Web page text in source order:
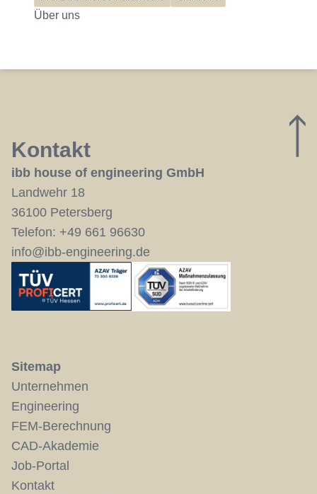
Über uns
Kontakt
ibb house of engineering GmbH
Landwehr 18
36100 Petersberg
Telefon: +49 661 96630
info@ibb-engineering.de
Sitemap
Unternehmen
Engineering
FEM-Berechnung
CAD-Akademie
Job-Portal
Kontakt